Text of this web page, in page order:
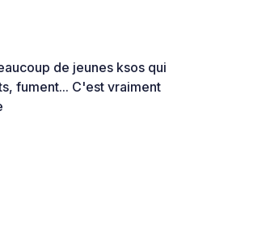
de jeunes ksos qui
fument... C'est vraiment